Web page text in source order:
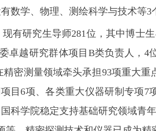
数学、物理、测绘科学与技术等
有研究生导师281位，其中博士
卓越研究群体项目B类负责人，4
密测量领域牵头承担93项重大
目6项、各类重大仪器研制专项7
科学院稳定支持基础研究领域青